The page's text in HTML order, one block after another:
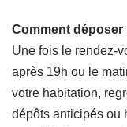
Comment
Une fois le rendez-
après 19h ou le
votre habitation,
dépôts anticipés ou